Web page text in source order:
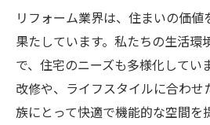
リフォーム業界は、住まいの価値
果たしています。私たちの生活環
で、住宅のニーズも多様化してい
改修や、ライフスタイルに合わせ
族にとって快適で機能的な空間を